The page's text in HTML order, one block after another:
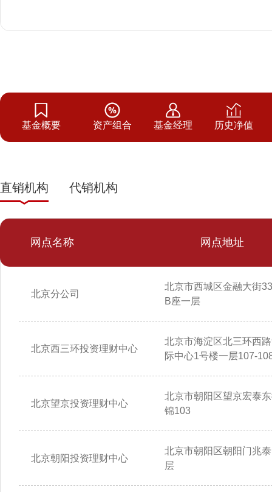
基金概要 资产组合 基金经理 历史净值
直销机构 代销机构
网点名称 网点地址
北京分公司
北京市西城区金融大街
B座一层
北京西三环投资理财中心
北京市海淀区北三环西
际中心1号楼一层107-
北京望京投资理财中心
北京市朝阳区望京宏泰
锦103
北京朝阳投资理财中心
北京市朝阳区朝阳门兆
层